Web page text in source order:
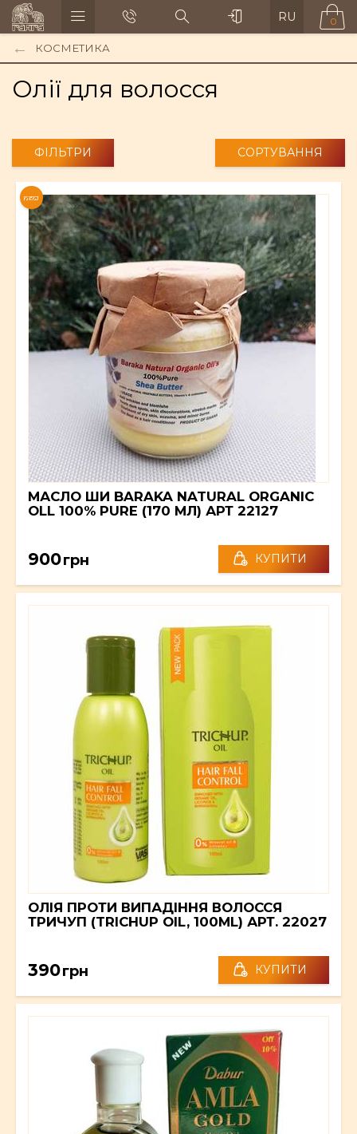
RU 0
КОСМЕТИКА
Олії для волосся
ФІЛЬТРИ СОРТУВАННЯ
NEW
МАСЛО ШИ BARAKA NATURAL ORGANIC
OLL 100% PURE (170 МЛ) АРТ 22127
900грн КУПИТИ
ОЛІЯ ПРОТИ ВИПАДІННЯ ВОЛОССЯ
ТРИЧУП (TRICHUP OIL, 100ML) АРТ. 22027
390грн КУПИТИ